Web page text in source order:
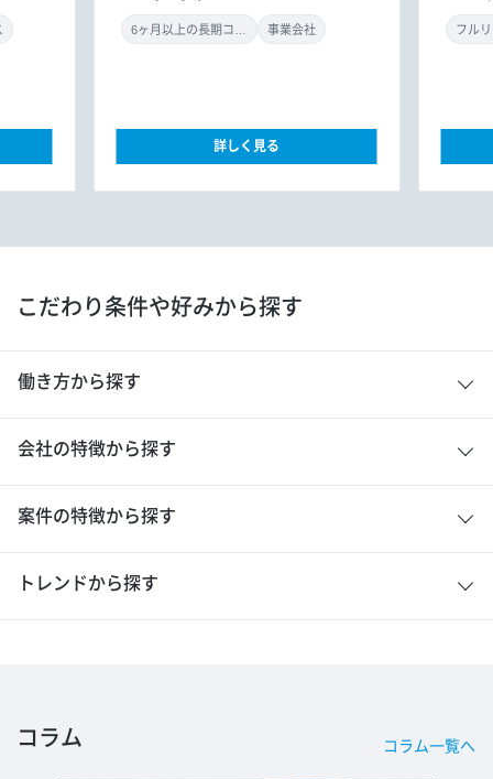
事業会社
詳しく見る
ン
フル
こだわり条件や好みから探す
働き方から探す
会社の特徴から探す
案件の特徴から探す
トレンドから探す
コラム コラム一覧へ